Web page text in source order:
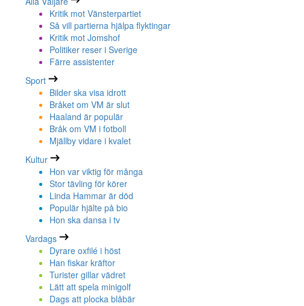
Kritik mot Vänsterpartiet
Så vill partierna hjälpa flyktingar
Kritik mot Jomshof
Politiker reser i Sverige
Färre assistenter
Sport
Bilder ska visa idrott
Bråket om VM är slut
Haaland är populär
Bråk om VM i fotboll
Mjällby vidare i kvalet
Kultur
Hon var viktig för många
Stor tävling för körer
Linda Hammar är död
Populär hjälte på bio
Hon ska dansa i tv
Vardags
Dyrare oxfilé i höst
Han fiskar kräftor
Turister gillar vädret
Lätt att spela minigolf
Dags att plocka blåbär